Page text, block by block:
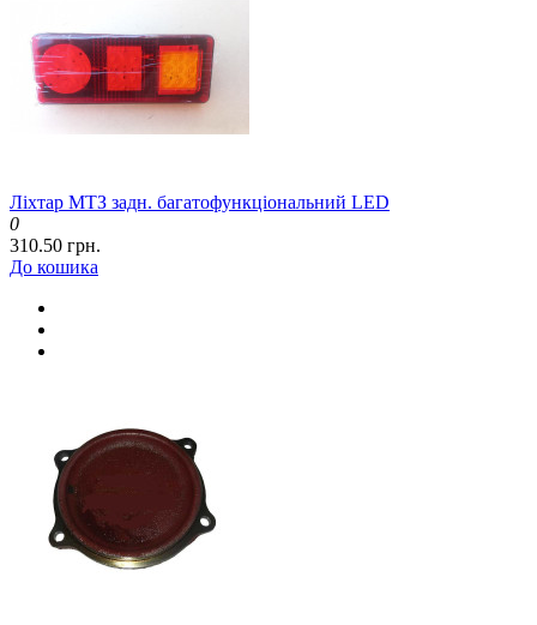
Ліхтар МТЗ задн. багатофункціональний LED
0
310.50 грн.
До кошика